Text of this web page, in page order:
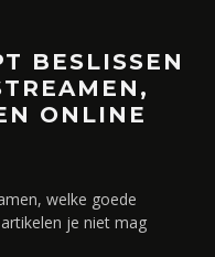
BESLISSEN
ONLINE
welke goede
je niet mag